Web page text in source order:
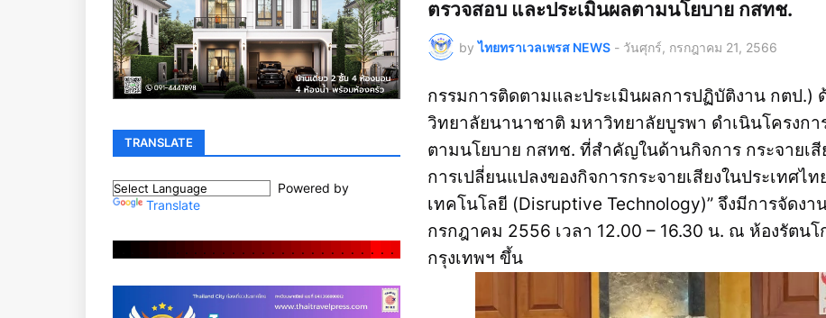
ตรวจสอบ และประเมินผลตามนโยบาย กสทช.
by ไทยทราเวลเพรส NEWS - วันศุกร์, กรกฎาคม 21, 2566
กรรมการติดตามและประเมินผลการปฏิบัติงาน กตป.)
วิทยาลัยนานาชาติ มหาวิทยาลัยบูรพา ดำเนินโครงกา
ตามนโยบาย กสทช. ที่สำคัญในด้านกิจการ กระจายเสี
การเปลี่ยนแปลงของกิจการกระจายเสียงในประเทศไ
เทคโนโลยี (Disruptive Technology)” จึงมีการจัดง
กรกฎาคม 2556 เวลา 12.00 – 16.30 น. ณ ห้องรัตนโ
กรุงเทพฯ ขึ้น
TRANSLATE
Powered by
Translate
. . . . . . . . . . . . . . . . . . . . . .